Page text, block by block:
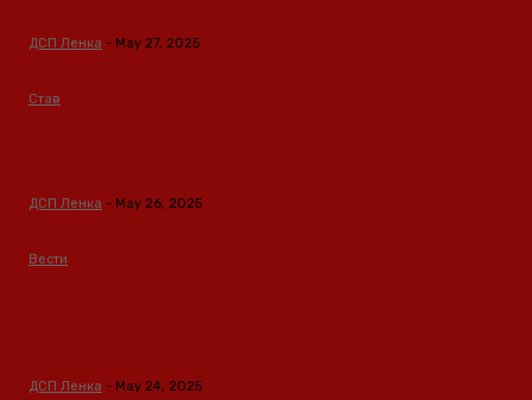
ДСП Ленка - May 27, 2025
Став
ДСП Ленка - May 26, 2025
Вести
ДСП Ленка - May 24, 2025